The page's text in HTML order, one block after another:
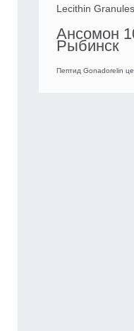
Lecithin
Ансомон
Рыбинск
Пептид Gonadorelin